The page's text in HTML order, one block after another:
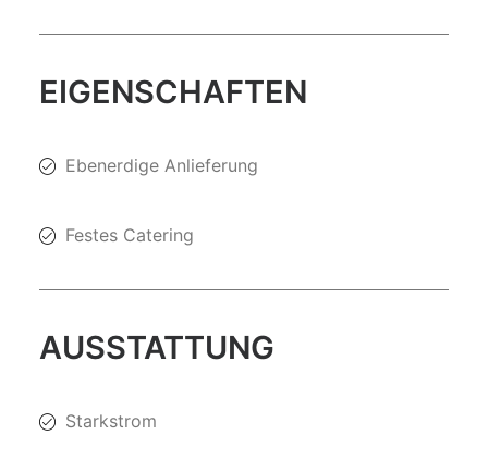
EIGENSCHAFTEN
Ebenerdige Anlieferung
Festes Catering
AUSSTATTUNG
Starkstrom